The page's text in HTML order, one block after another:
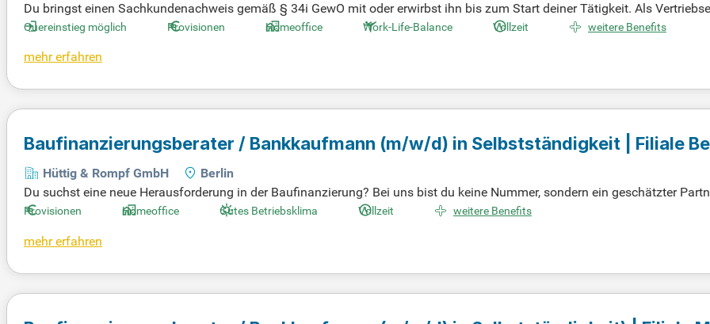
Du bringst einen Sachkundenachweis gemäß § 34i GewO mit oder erwirbst ihn bis zum Start deiner Tätigkeit. Als
erhandlungsgeschick mit effektiven Techniken, um Beratungen erfolgreich abzuschließen. Teamorientierung ist dir wichtig,
auträgern. Deine Fähigkeit, als Navigator zwischen Partnern, Banken und Kunden zu agieren, ist entscheidend. Du führst
Quereinstieg möglich Provisionen Homeoffice Work-Life-Balance Vollzeit weitere Benefits
mehr erfahren
Baufinanzierungsberater / Bankkaufmann (m/w/d) in Selbstständigkeit | Filiale
Hüttig & Rompf GmbH
Berlin
Du suchst eine neue Herausforderung in der Baufinanzierung? Bei uns bist du keine Nummer, sondern ein geschätzter
Erfahrung aus der Banken-, Bauspar- oder Immobilienbranche ist bei uns goldwert. Wir bieten dir ein unternehmerisches
ne Qualifikation, sei es durch Ausbildung oder § 34i, mit und erlebe, wie deine Beratung wirklich zählt!
Provisionen Homeoffice Gutes Betriebsklima Vollzeit weitere Benefits
mehr erfahren